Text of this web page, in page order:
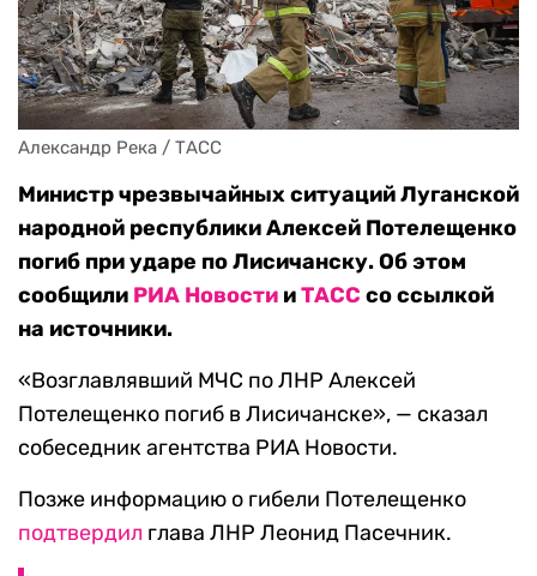
Александр Река / ТАСС
Министр чрезвычайных ситуаций Луганской
народной республики Алексей Потелещенко
погиб при ударе по Лисичанску. Об этом
сообщили РИА Новости иТАСС со ссылкой
на источники.
«Возглавлявший МЧС по ЛНР Алексей
Потелещенко погиб в Лисичанске», — сказал
собеседник агентства РИА Новости.
Позже информацию о гибели Потелещенко
подтвердил глава ЛНР Леонид Пасечник.